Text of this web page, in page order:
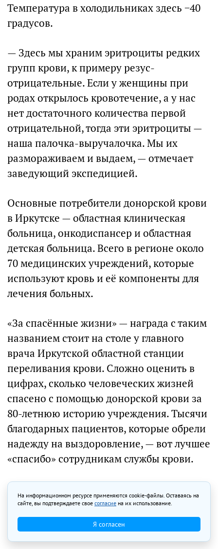
Температура в холодильниках здесь −40
градусов.
— Здесь мы храним эритроциты редких
групп крови, к примеру резус-
отрицательные. Если у женщины при
родах открылось кровотечение, а у нас
нет достаточного количества первой
отрицательной, тогда эти эритроциты —
наша палочка-выручалочка. Мы их
размораживаем и выдаем, — отмечает
заведующий экспедицией.
Основные потребители донорской крови
в Иркутске — областная клиническая
больница, онкодиспансер и областная
детская больница. Всего в регионе около
70 медицинских учреждений, которые
используют кровь и её компоненты для
лечения больных.
«За спасённые жизни» — награда с таким
названием стоит на столе у главного
врача Иркутской областной станции
переливания крови. Сложно оценить в
цифрах, сколько человеческих жизней
спасено с помощью донорской крови за
80-летнюю историю учреждения. Тысячи
благодарных пациентов, которые обрели
надежду на выздоровление, — вот лучшее
«спасибо» сотрудникам службы крови.
Алина Вовчек, ИА «Иркутск онлайн»
Автор фото — Никита Пятков
На информационном ресурсе применяются cookie-файлы. Оставаясь на
сайте, вы подтверждаете свое согласие на их использование.
Я согласен